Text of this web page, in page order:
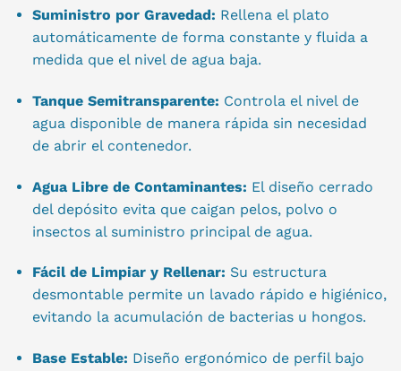
Suministro por Gravedad: Rellena el plato
automáticamente de forma constante y fluida a
medida que el nivel de agua baja.
Tanque Semitransparente: Controla el nivel de
agua disponible de manera rápida sin necesidad
de abrir el contenedor.
Agua Libre de Contaminantes: El diseño cerrado
del depósito evita que caigan pelos, polvo o
insectos al suministro principal de agua.
Fácil de Limpiar y Rellenar: Su estructura
desmontable permite un lavado rápido e higiénico,
evitando la acumulación de bacterias u hongos.
Base Estable: Diseño ergonómico de perfil bajo